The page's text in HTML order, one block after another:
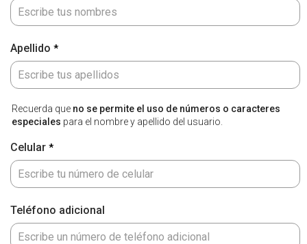
Apellido
Recuerda que no se permite el uso de números o caracteres
especiales para el nombre y apellido del usuario.
Celular
Teléfono adicional